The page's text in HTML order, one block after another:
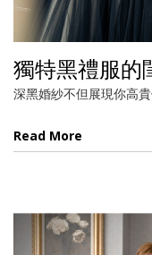
獨特黑禮服的
深黑婚紗不但展現你高
Read More